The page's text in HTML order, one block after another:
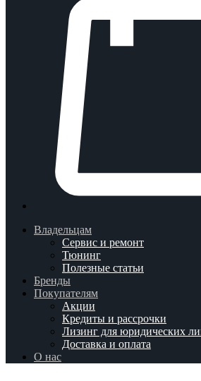
Владельцам
Сервис и ремонт
Тюнинг
Полезные статьи
Бренды
Покупателям
Акции
Кредиты и рассрочки
Лизинг для юридических
Доставка и оплата
О нас